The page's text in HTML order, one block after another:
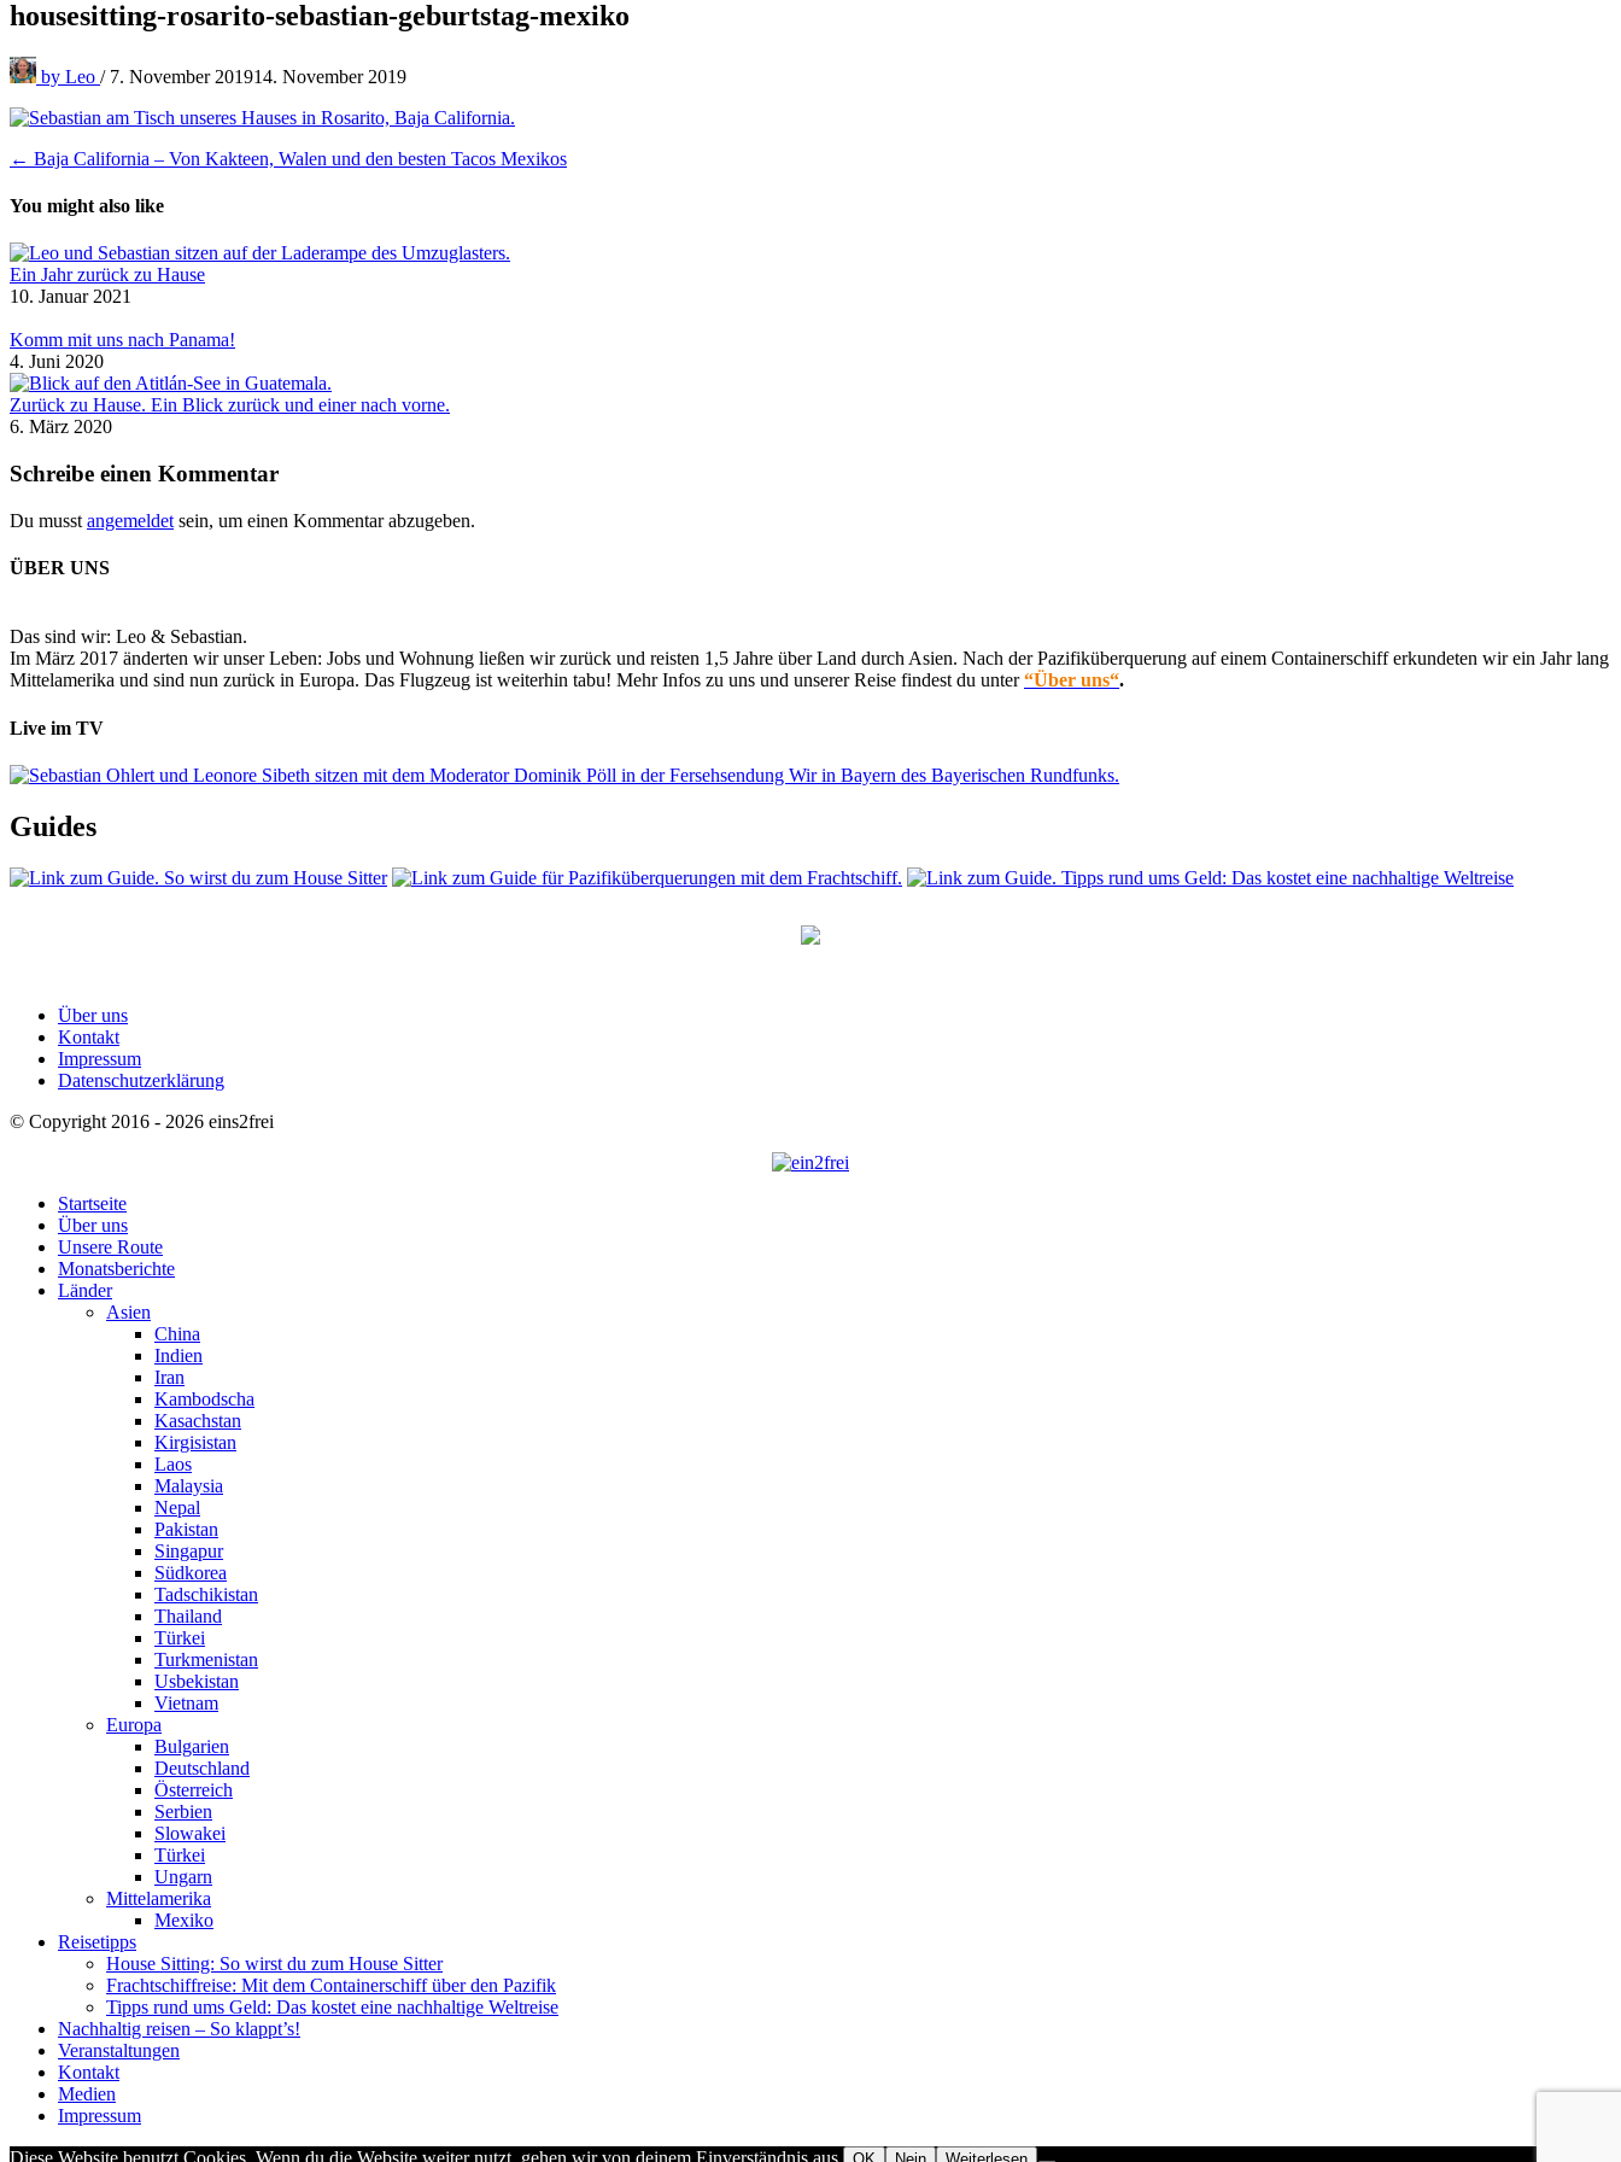
housesitting-rosarito-sebastian-geburtstag-mexiko
by Leo / 7. November 201914. November 2019
Beitragsnavigation
← Baja California – Von Kakteen, Walen und den besten Tacos Mexikos
You might also like
Ein Jahr zurück zu Hause
10. Januar 2021
Komm mit uns nach Panama!
4. Juni 2020
Zurück zu Hause. Ein Blick zurück und einer nach vorne.
6. März 2020
Schreibe einen Kommentar
Du musst angemeldet sein, um einen Kommentar abzugeben.
ÜBER UNS
Das sind wir: Leo & Sebastian.
Im März 2017 änderten wir unser Leben: Jobs und Wohnung ließen wir zurück und reisten 1,5 Jahre über Land durch Asien. Nach der Pazifiküberquerung auf einem Containerschiff erkundeten wir ein Jahr lang
Mittelamerika und sind nun zurück in Europa. Das Flugzeug ist weiterhin tabu! Mehr Infos zu uns und unserer Reise findest du unter“Über uns“.
Live im TV
Guides
Über uns
Kontakt
Impressum
Datenschutzerklärung
© Copyright 2016 - 2026 eins2frei
Startseite
Über uns
Unsere Route
Monatsberichte
Länder
Asien
China
Indien
Iran
Kambodscha
Kasachstan
Kirgisistan
Laos
Malaysia
Nepal
Pakistan
Singapur
Südkorea
Tadschikistan
Thailand
Türkei
Turkmenistan
Usbekistan
Vietnam
Europa
Bulgarien
Deutschland
Österreich
Serbien
Slowakei
Türkei
Ungarn
Mittelamerika
Mexiko
Reisetipps
House Sitting: So wirst du zum House Sitter
Frachtschiffreise: Mit dem Containerschiff über den Pazifik
Tipps rund ums Geld: Das kostet eine nachhaltige Weltreise
Nachhaltig reisen – So klappt’s!
Veranstaltungen
Kontakt
Medien
Impressum
Diese Website benutzt Cookies. Wenn du die Website weiter nutzt, gehen wir von deinem Einverständnis aus.